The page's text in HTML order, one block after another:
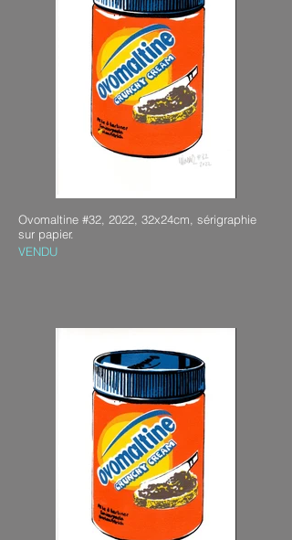
Ovomaltine #32, 2022, 32x24cm, sérigraphie
sur papier.
VENDU